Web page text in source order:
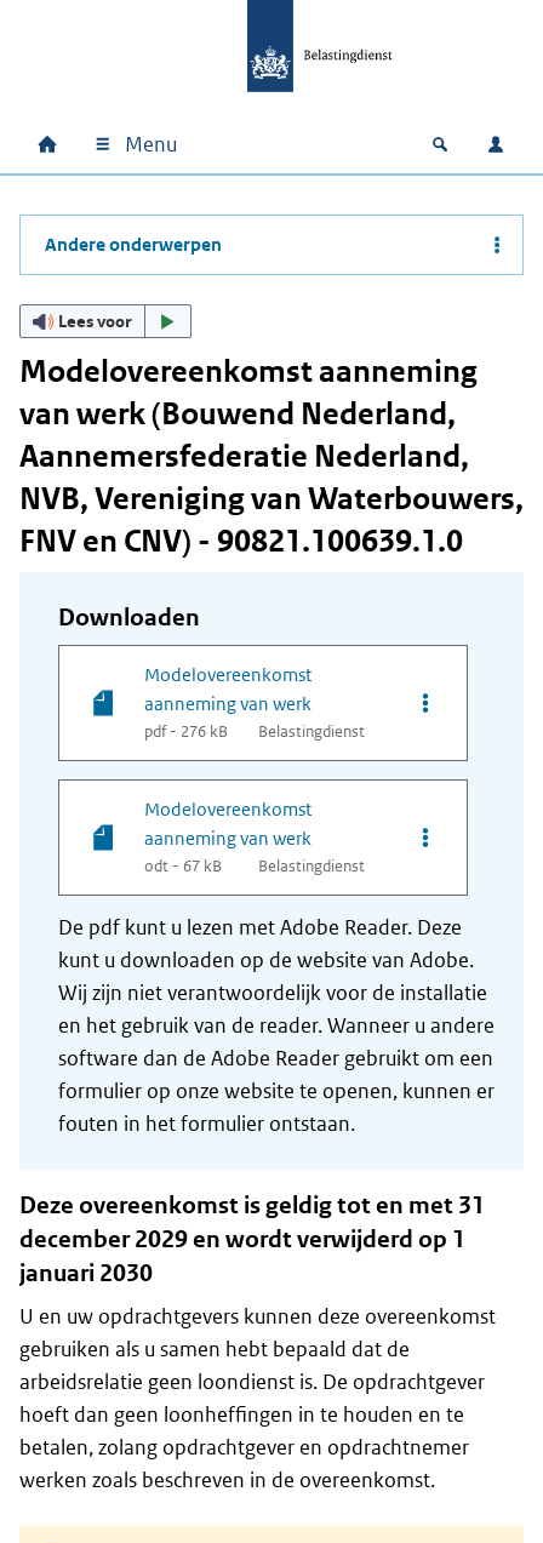
Hoofdnavigatie
Home Menu Open
Andere onderwerpen
Lees voor
Modelovereenkomst aanneming
van werk (Bouwend Nederland,
Aannemersfederatie Nederland,
NVB, Vereniging van Waterbouwers,
FNV en CNV) - 90821.100639.1.0
Downloaden
Modelovereenkomst
aanneming van werk
pdf - 276 kB Belastingdienst
Opties van
Modelovereenkomst
aanneming van werk
odt - 67 kB Belastingdienst
Opties van
De pdf kunt u lezen met Adobe Reader. Deze
kunt u downloaden op de website van Adobe.
Wij zijn niet verantwoordelijk voor de installatie
en het gebruik van de reader. Wanneer u andere
software dan de Adobe Reader gebruikt om een
formulier op onze website te openen, kunnen er
fouten in het formulier ontstaan.
Deze overeenkomst is geldig tot en met 31
december 2029 en wordt verwijderd op 1
januari 2030
U en uw opdrachtgevers kunnen deze overeenkomst
gebruiken als u samen hebt bepaald dat de
arbeidsrelatie geen loondienst is. De opdrachtgever
hoeft dan geen loonheffingen in te houden en te
betalen, zolang opdrachtgever en opdrachtnemer
werken zoals beschreven in de overeenkomst.